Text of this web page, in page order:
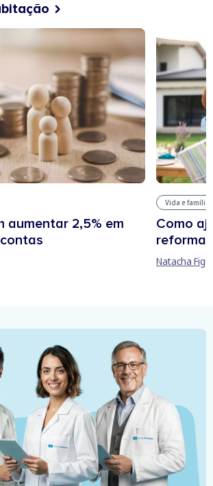
aumentar 2,5% em
Vida e família
Como
reforma
Natacha